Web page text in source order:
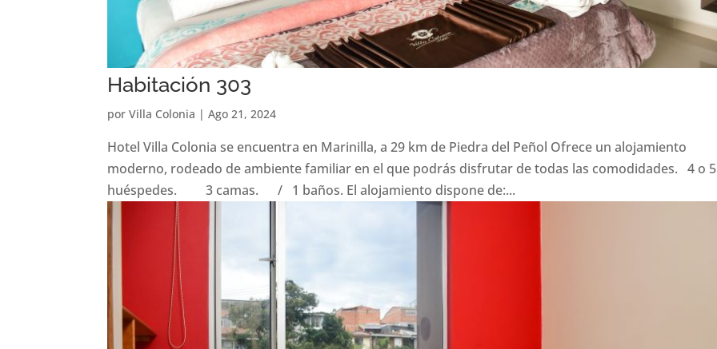
Habitación 303
porVilla Colonia |Ago 21, 2024
Hotel Villa Colonia se encuentra en Marinilla, a 29 km de Piedra del Peñol Ofrece un alojamiento
moderno, rodeado de ambiente familiar en el que podrás disfrutar de todas las comodidades. 4 o 5
huéspedes. 3 camas. / 1 baños. El alojamiento dispone de:...